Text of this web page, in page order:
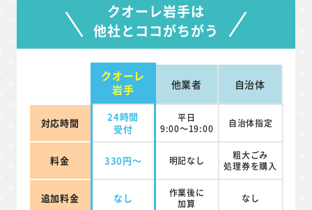
クオーレ岩手は
他社とココがちがう
クオーレ
岩手
他業者 自治体
対応時間
24時間
受付
平日
9:00～19:00
自治体指定
料金 330円～ 明記なし
粗大ごみ
処理券を購入
追加料金 なし
作業後に
加算
なし